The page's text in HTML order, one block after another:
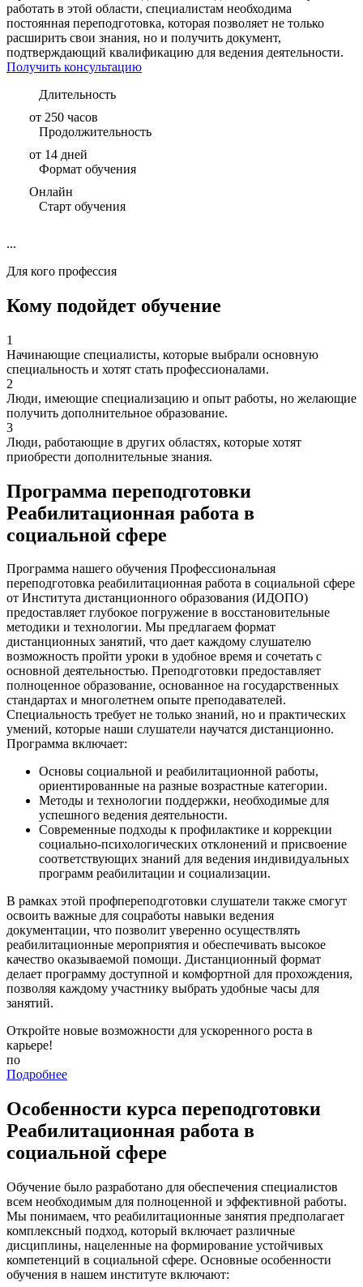
работать в этой области, специалистам необходима
постоянная переподготовка, которая позволяет не только
расширить свои знания, но и получить документ,
подтверждающий квалификацию для ведения деятельности.
Получить консультацию
Длительность
от 250 часов
Продолжительность
от 14 дней
Формат обучения
Онлайн
Старт обучения
...
Для кого профессия
Кому подойдет обучение
1
Начинающие специалисты, которые выбрали основную
специальность и хотят стать профессионалами.
2
Люди, имеющие специализацию и опыт работы, но желающие
получить дополнительное образование.
3
Люди, работающие в других областях, которые хотят
приобрести дополнительные знания.
Программа переподготовки
Реабилитационная работа в
социальной сфере
Программа нашего обучения Профессиональная
переподготовка реабилитационная работа в социальной сфере
от Института дистанционного образования (ИДОПО)
предоставляет глубокое погружение в восстановительные
методики и технологии. Мы предлагаем формат
дистанционных занятий, что дает каждому слушателю
возможность пройти уроки в удобное время и сочетать с
основной деятельностью. Преподготовки предоставляет
полноценное образование, основанное на государственных
стандартах и многолетнем опыте преподавателей.
Специальность требует не только знаний, но и практических
умений, которые наши слушатели научатся дистанционно.
Программа включает:
Основы социальной и реабилитационной работы,
ориентированные на разные возрастные категории.
Методы и технологии поддержки, необходимые для
успешного ведения деятельности.
Современные подходы к профилактике и коррекции
социально-психологических отклонений и присвоение
соответствующих знаний для ведения индивидуальных
программ реабилитации и социализации.
В рамках этой профпереподготовки слушатели также смогут
освоить важные для соцработы навыки ведения
документации, что позволит уверенно осуществлять
реабилитационные мероприятия и обеспечивать высокое
качество оказываемой помощи. Дистанционный формат
делает программу доступной и комфортной для прохождения,
позволяя каждому участнику выбрать удобные часы для
занятий.
Откройте новые возможности для ускоренного роста в
карьере!
по
Подробнее
Особенности курса переподготовки
Реабилитационная работа в
социальной сфере
Обучение было разработано для обеспечения специалистов
всем необходимым для полноценной и эффективной работы.
Мы понимаем, что реабилитационные занятия предполагает
комплексный подход, который включает различные
дисциплины, нацеленные на формирование устойчивых
компетенций в социальной сфере. Основные особенности
обучения в нашем институте включают: